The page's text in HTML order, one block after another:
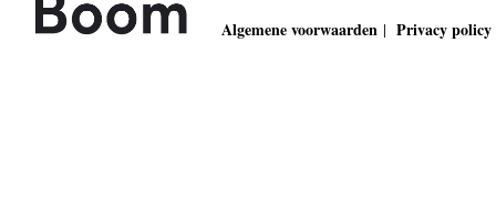
Algemene voorwaarden | Privacy policy